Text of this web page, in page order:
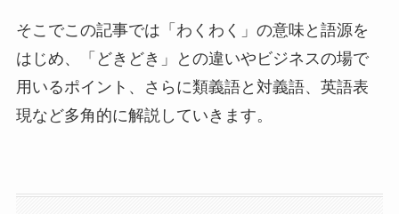
そこでこの記事では「わくわく」の意味と語源を
はじめ、「どきどき」との違いやビジネスの場で
用いるポイント、さらに類義語と対義語、英語表
現など多角的に解説していきます。